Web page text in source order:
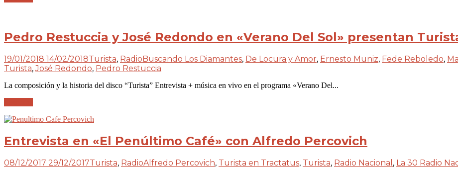
Pedro Restuccia y José Redondo en «Verano Del Sol» presentan
19/01/2018 14/02/2018Turista, RadioBuscando Los Diamantes, De Locura y Amor, Ernesto Muniz, Fede Reboledo,
Turista,José Redondo, Pedro Restuccia
La composición y la historia del disco “Turista” Entrevista + música en vivo en el programa «Verano Del...
Entrevista en «El Penúltimo Café» con Alfredo Percovich
08/12/2017 29/12/2017Turista, RadioAlfredo Percovich, Turista en Tractatus, Turista, Radio Nacional , La 30 Radio